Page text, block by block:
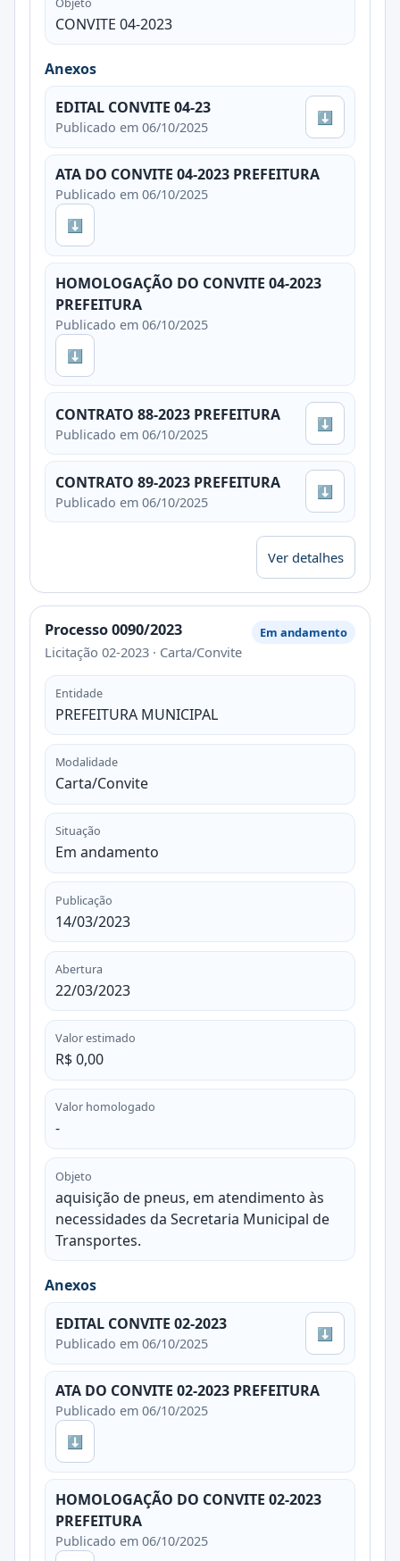
CONVITE 04-2023
Anexos
EDITAL CONVITE 04-23
Publicado em 06/10/2025
⬇
ATA DO CONVITE 04-2023 PREFEITURA
Publicado em 06/10/2025
⬇
HOMOLOGAÇÃO DO CONVITE 04-2023
PREFEITURA
Publicado em 06/10/2025
⬇
CONTRATO 88-2023 PREFEITURA
Publicado em 06/10/2025
⬇
CONTRATO 89-2023 PREFEITURA
Publicado em 06/10/2025
⬇
Ver detalhes
Processo 0090/2023
Licitação 02-2023 · Carta/Convite
Em andamento
Entidade
PREFEITURA MUNICIPAL
Modalidade
Carta/Convite
Situação
Em andamento
Publicação
14/03/2023
Abertura
22/03/2023
Valor estimado
R$ 0,00
Valor homologado
-
Objeto
aquisição de pneus, em atendimento às
necessidades da Secretaria Municipal de
Transportes.
Anexos
EDITAL CONVITE 02-2023
Publicado em 06/10/2025
⬇
ATA DO CONVITE 02-2023 PREFEITURA
Publicado em 06/10/2025
⬇
HOMOLOGAÇÃO DO CONVITE 02-2023
PREFEITURA
Publicado em 06/10/2025